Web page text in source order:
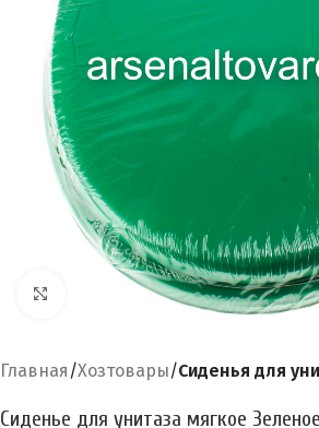
Увеличить
Главная Хозтовары Сиденья для
Сиденье для унитаза мягкое